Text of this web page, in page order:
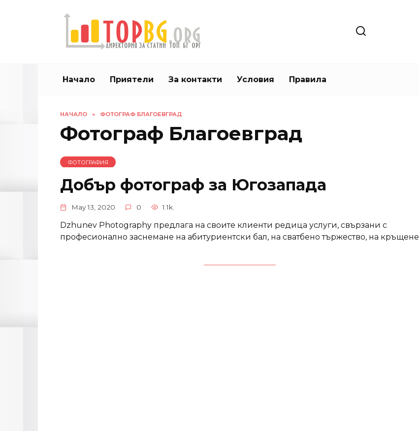
Начало Приятели За контакти Условия Правила
НАЧАЛО » ФОТОГРАФ БЛАГОЕВГРАД
Фотограф Благоевград
ФОТОГРАФИЯ
Добър фотограф за Югозапада
May 13, 2020 0 1.1k.
Dzhunev Photography предлага на своите клиенти редица услуги, свързани с
професионално заснемане на абитуриентски бал, на сватбено тържество, на кръщене